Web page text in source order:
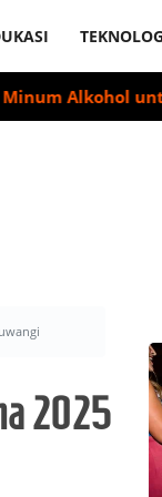
untuk Jaga
2025